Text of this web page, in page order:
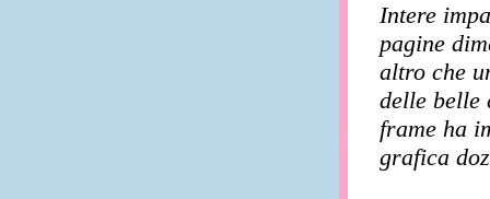
Intere
pagine
altro che
delle belle
frame ha
grafica